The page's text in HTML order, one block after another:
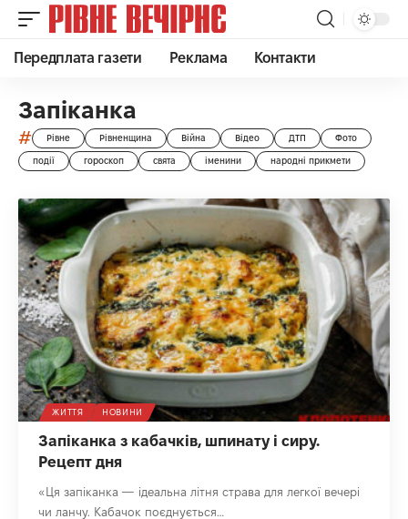
Передплата газети Реклама Контакти
Запіканка
# Рівне Рівненщина Війна Відео ДТП Фото
події гороскоп свята іменини народні прикмети
ЖИТТЯ НОВИНИ
Запіканка з кабачків, шпинату і сиру.
Рецепт дня
«Ця запіканка — ідеальна літня страва для легкої вечері
чи ланчу. Кабачок поєднується…